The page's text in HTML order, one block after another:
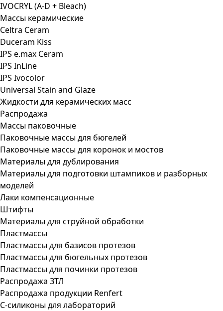
IVOCRYL (A-D + Bleach)
Массы керамические
Celtra Ceram
Duceram Kiss
IPS e.max Ceram
IPS InLine
IPS Ivocolor
Universal Stain and Glaze
Жидкости для керамических масс
Распродажа
Массы паковочные
Паковочные массы для бюгелей
Паковочные массы для коронок и мостов
Материалы для дублирования
Материалы для подготовки штампиков и разборных
моделей
Лаки компенсационные
Штифты
Материалы для струйной обработки
Пластмассы
Пластмассы для базисов протезов
Пластмассы для бюгельных протезов
Пластмассы для починки протезов
Распродажа ЗТЛ
Распродажа продукции Renfert
С-силиконы для лабораторий